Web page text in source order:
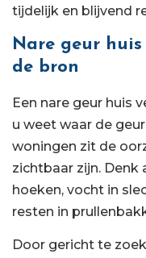
tijdelijk en blijvend
Nare geur
de bron
Een nare geur huis
u weet waar de
woningen zit de
zichtbaar zijn. Denk
hoeken, vocht in
resten in
Door gericht te